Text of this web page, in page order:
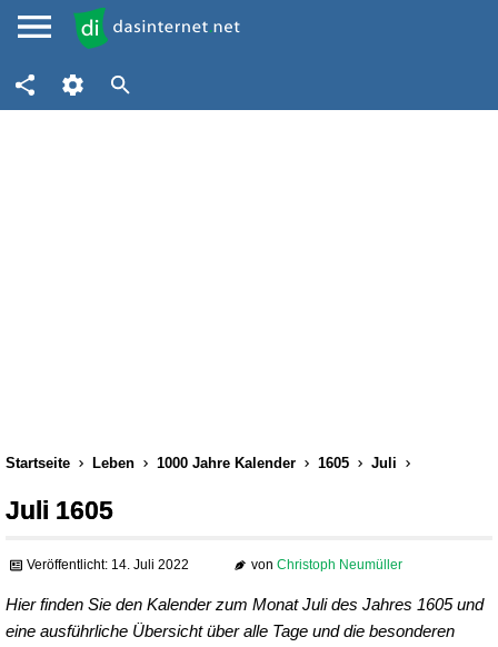
Startseite Leben 1000 Jahre Kalender 1605 Juli
Juli 1605
Veröffentlicht: 14. Juli 2022 von Christoph Neumüller
Hier finden Sie den Kalender zum Monat Juli des Jahres 1605 und
eine ausführliche Übersicht über alle Tage und die besonderen